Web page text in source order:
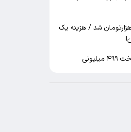
نرخ بنزین در تهران لیتری 130 هزارتومان شد / هزینه یک